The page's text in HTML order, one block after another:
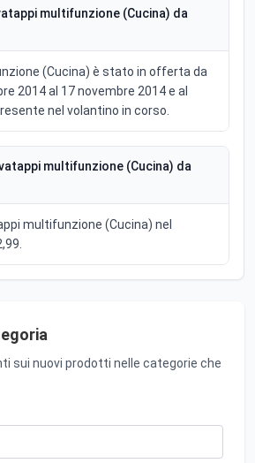
multifunzione (Cucina) da
(Cucina) è stato in offerta da
2014 al 17 novembre 2014 e al
nel volantino in corso.
multifunzione (Cucina) da
multifunzione (Cucina) nel
sui nuovi prodotti nelle categorie che